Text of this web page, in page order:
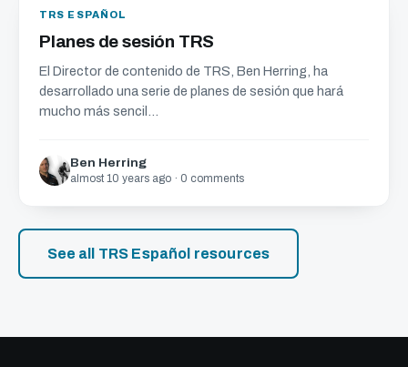
TRS ESPAÑOL
Planes de sesión TRS
El Director de contenido de TRS, Ben Herring, ha
desarrollado una serie de planes de sesión que hará
mucho más sencil...
Ben Herring
almost 10 years ago · 0 comments
See all TRS Español resources